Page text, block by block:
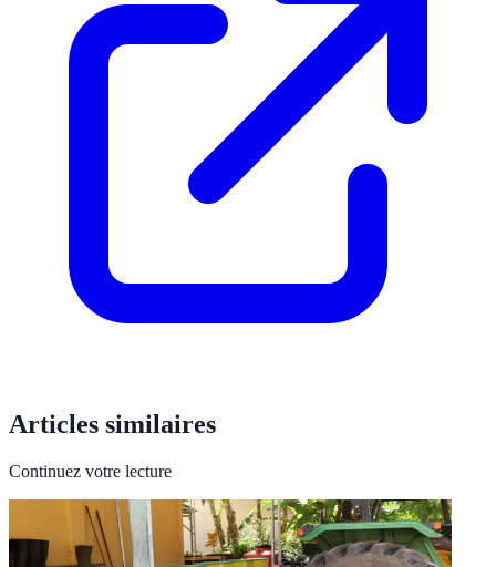
Articles similaires
Continuez votre lecture